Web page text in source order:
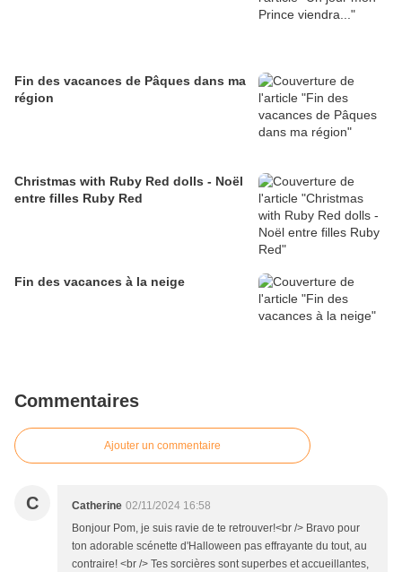
Fin des vacances de Pâques dans ma
région
Christmas with Ruby Red dolls - Noël
entre filles Ruby Red
Fin des vacances à la neige
Commentaires
Ajouter un commentaire
C Catherine 02/11/2024 16:58
Bonjour Pom, je suis ravie de te retrouver!<br /> Bravo pour
ton adorable scénette d'Halloween pas effrayante du tout, au
contraire! <br /> Tes sorcières sont superbes et accueillantes,